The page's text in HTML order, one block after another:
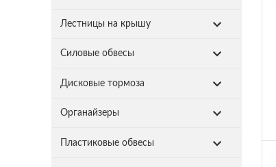
Лестницы на крышу
Силовые обвесы
Дисковые тормоза
Органайзеры
Пластиковые обвесы